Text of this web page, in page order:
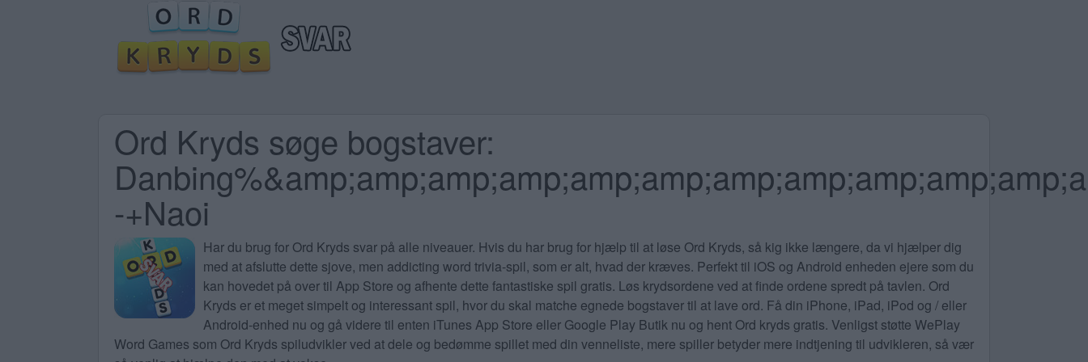
Ord Kryds søge bogstaver:
-+Naoi
Har du brug for Ord Kryds svar på alle niveauer. Hvis du har brug for hjælp til at løse Ord Kryds, så kig ikke længere, da vi hjælper dig
med at afslutte dette sjove, men addicting word trivia-spil, som er alt, hvad der kræves. Perfekt til iOS og Android enheden ejere som du
kan hovedet på over til App Store og afhente dette fantastiske spil gratis. Løs krydsordene ved at finde ordene spredt på tavlen. Ord
Kryds er et meget simpelt og interessant spil, hvor du skal matche egnede bogstaver til at lave ord. Få din iPhone, iPad, iPod og / eller
Android-enhed nu og gå videre til enten iTunes App Store eller Google Play Butik nu og hent Ord kryds gratis. Venligst støtte WePlay
Word Games som Ord Kryds spiludvikler ved at dele og bedømme spillet med din venneliste, mere spiller betyder mere indtjening til udvikleren, så vær